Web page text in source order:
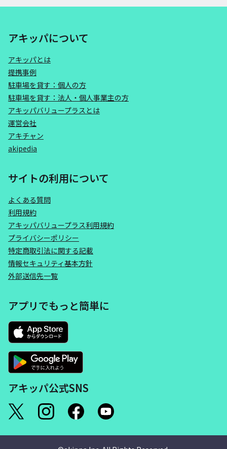
アキッパについて
アキッパとは
提携事例
駐車場を貸す：個人の方
駐車場を貸す：法人・個人事業主の方
アキッパバリュープラスとは
運営会社
アキチャン
akipedia
サイトの利用について
よくある質問
利用規約
アキッパバリュープラス利用規約
プライバシーポリシー
特定商取引法に関する記載
情報セキュリティ基本方針
外部送信先一覧
アプリでもっと簡単に
アキッパ公式SNS